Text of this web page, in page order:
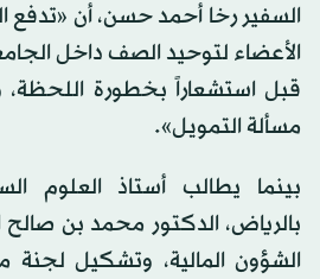
السفير رخا أحمد حسن، أن «تدفع
الأعضاء لتوحيد الصف داخل
قبل استشعاراً بخطورة
مسألة التمويل».
بينما يطالب أستاذ العلوم
بالرياض، الدكتور محمد بن صالح
الشؤون المالية، وتشكيل لجنة